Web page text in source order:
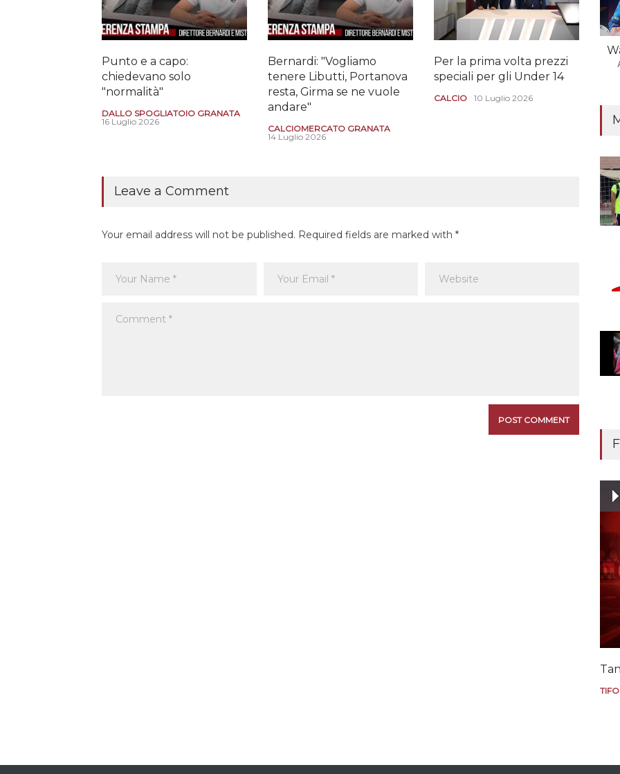
Punto e a capo:
chiedevano solo
"normalità"
DALLO SPOGLIATOIO GRANATA
16 Luglio 2026
Bernardi: "Vogliamo
tenere Libutti, Portanova
resta, Girma se ne vuole
andare"
CALCIOMERCATO GRANATA
14 Luglio 2026
Per la prima volta prezzi
speciali per gli Under 14
CALCIO 10 Luglio 2026
Il
29
Leave a Comment
Your email address will not be published. Required fields are marked with *